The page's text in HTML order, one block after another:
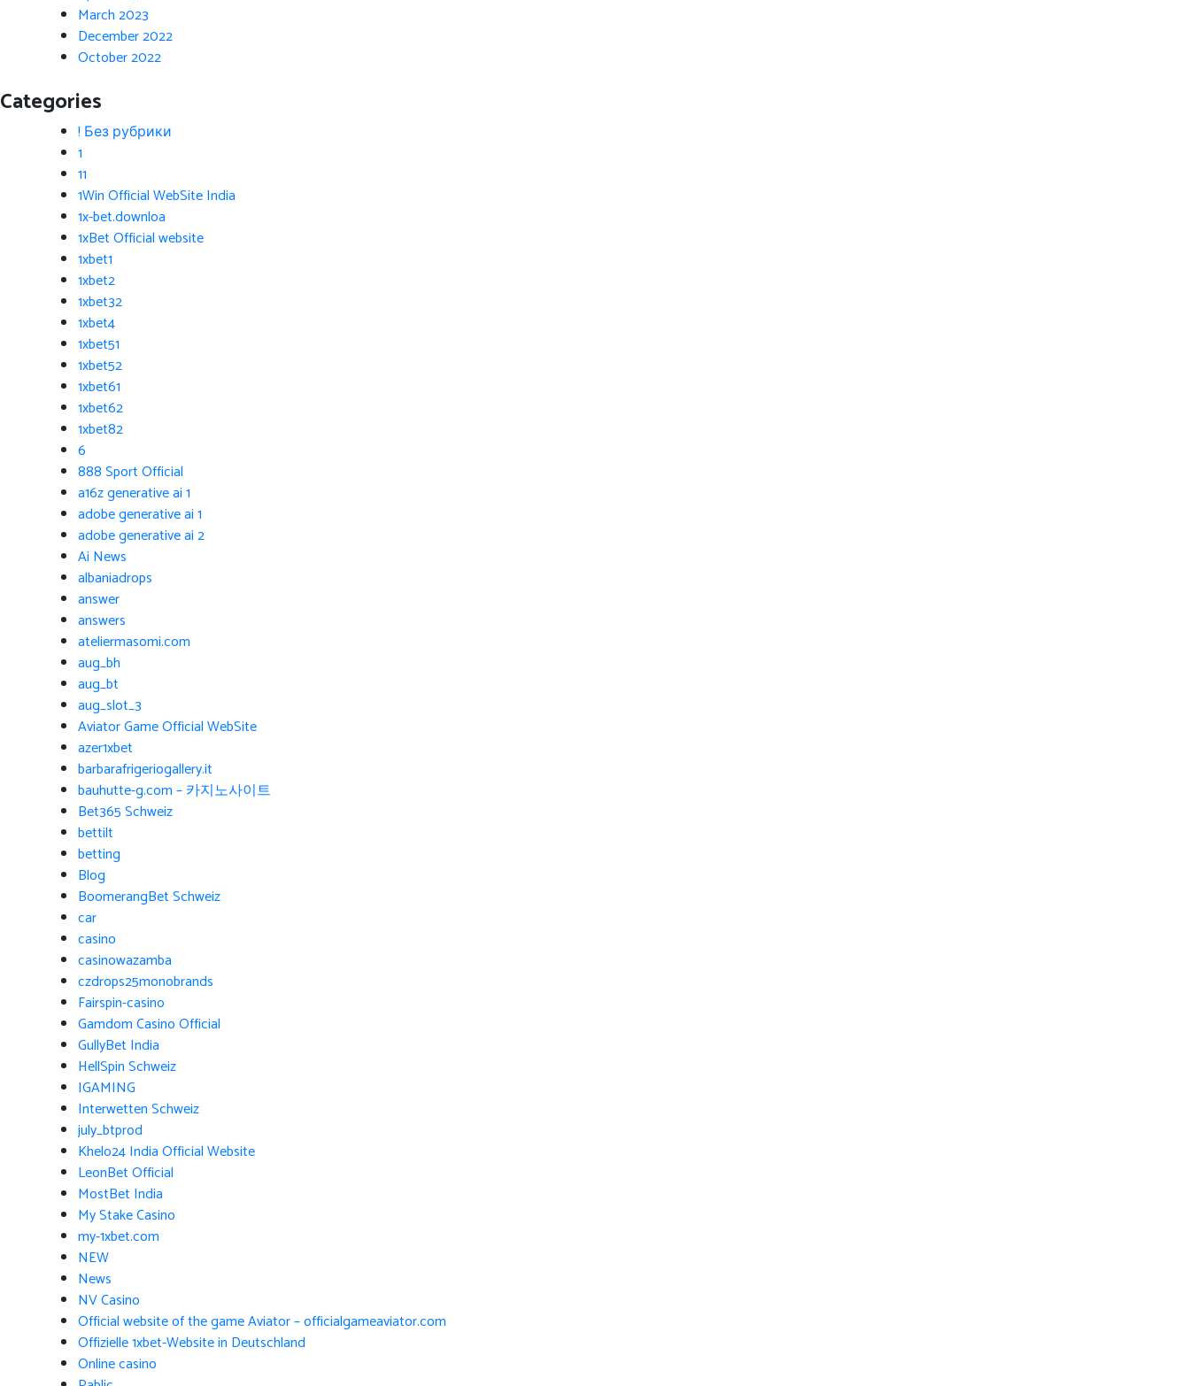
March 2023
December 2022
October 2022
Categories
! Без рубрики
1
11
1Win Official WebSite India
1x-bet.downloa
1xBet Official website
1xbet1
1xbet2
1xbet32
1xbet4
1xbet51
1xbet52
1xbet61
1xbet62
1xbet82
6
888 Sport Official
a16z generative ai 1
adobe generative ai 1
adobe generative ai 2
Ai News
albaniadrops
answer
answers
ateliermasomi.com
aug_bh
aug_bt
aug_slot_3
Aviator Game Official WebSite
azer1xbet
barbarafrigeriogallery.it
bauhutte-g.com – 카지노사이트
Bet365 Schweiz
bettilt
betting
Blog
BoomerangBet Schweiz
car
casino
casinowazamba
czdrops25monobrands
Fairspin-casino
Gamdom Casino Official
GullyBet India
HellSpin Schweiz
IGAMING
Interwetten Schweiz
july_btprod
Khelo24 India Official Website
LeonBet Official
MostBet India
My Stake Casino
my-1xbet.com
NEW
News
NV Casino
Official website of the game Aviator – officialgameaviator.com
Offizielle 1xbet-Website in Deutschland
Online casino